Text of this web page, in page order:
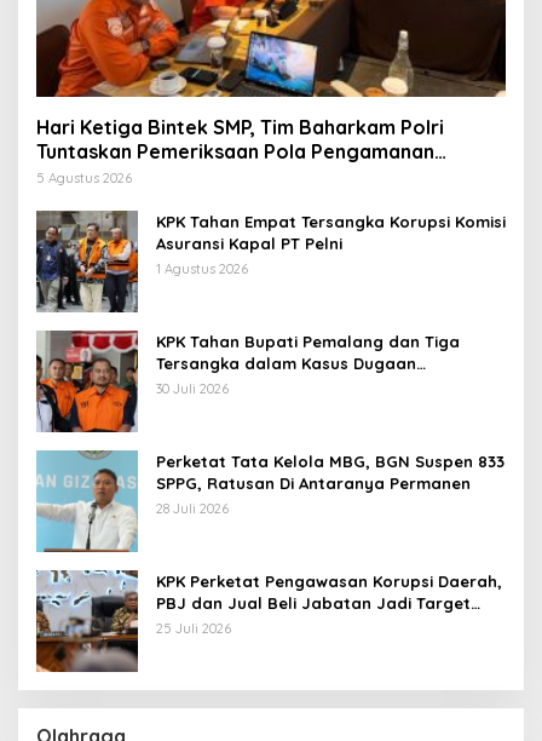
Hari Ketiga Bintek SMP, Tim Baharkam Polri
Tuntaskan Pemeriksaan Pola Pengamanan
Pertamina Patra Niaga Jabar
5 Agustus 2026
KPK Tahan Empat Tersangka Korupsi Komisi
Asuransi Kapal PT Pelni
1 Agustus 2026
KPK Tahan Bupati Pemalang dan Tiga
Tersangka dalam Kasus Dugaan
Pemerasan
30 Juli 2026
Perketat Tata Kelola MBG, BGN Suspen 833
SPPG, Ratusan Di Antaranya Permanen
28 Juli 2026
KPK Perketat Pengawasan Korupsi Daerah,
PBJ dan Jual Beli Jabatan Jadi Target
Utama
25 Juli 2026